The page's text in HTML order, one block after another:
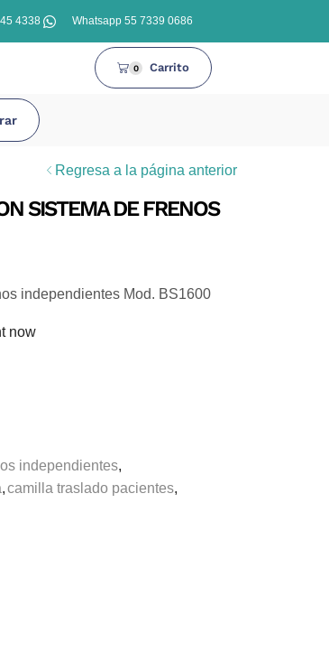
4338 Whatsapp 55 7339 0686
0 Carrito
Regresa a la página anterior
SISTEMA DE FRENOS
independientes Mod. BS1600
now
independientes,
,camilla traslado pacientes,